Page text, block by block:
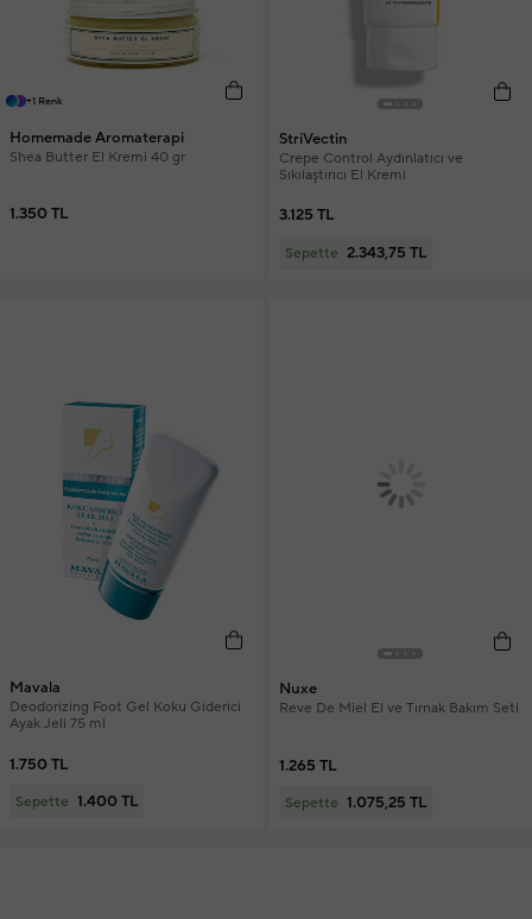
+1 Renk
Homemade Aromaterapi
Shea Butter El Kremi 40 gr
1.350 TL
StriVectin
Crepe Control Aydınlatıcı ve
Sıkılaştırıcı El Kremi
3.125 TL
Sepette 2.343,75 TL
Mavala
Deodorizing Foot Gel Koku Giderici
Ayak Jeli 75 ml
1.750 TL
Sepette 1.400 TL
Nuxe
Reve De Miel El ve Tırnak Bakım Seti
1.265 TL
Sepette 1.075,25 TL